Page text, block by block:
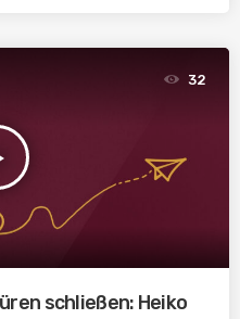
32
schließen: Heiko